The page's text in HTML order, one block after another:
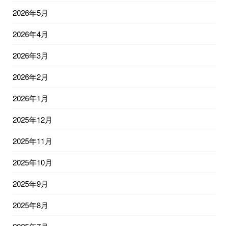
2026年5月
2026年4月
2026年3月
2026年2月
2026年1月
2025年12月
2025年11月
2025年10月
2025年9月
2025年8月